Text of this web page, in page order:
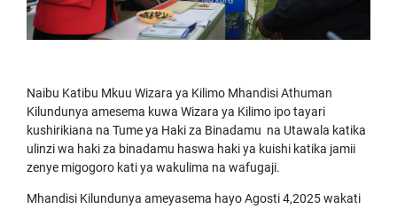
Naibu Katibu Mkuu Wizara ya Kilimo Mhandisi Athuman
Kilundunya amesema kuwa Wizara ya Kilimo ipo tayari
kushirikiana na Tume ya Haki za Binadamu na Utawala katika
ulinzi wa haki za binadamu haswa haki ya kuishi katika jamii
zenye migogoro kati ya wakulima na wafugaji.
Mhandisi Kilundunya ameyasema hayo Agosti 4,2025 wakati